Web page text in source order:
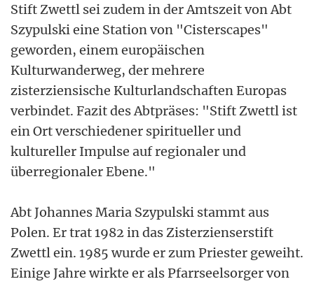
Stift Zwettl sei zudem in der Amtszeit von Abt
Szypulski eine Station von "Cisterscapes"
geworden, einem europäischen
Kulturwanderweg, der mehrere
zisterziensische Kulturlandschaften Europas
verbindet. Fazit des Abtpräses: "Stift Zwettl ist
ein Ort verschiedener spiritueller und
kultureller Impulse auf regionaler und
überregionaler Ebene."
Abt Johannes Maria Szypulski stammt aus
Polen. Er trat 1982 in das Zisterzienserstift
Zwettl ein. 1985 wurde er zum Priester geweiht.
Einige Jahre wirkte er als Pfarrseelsorger von